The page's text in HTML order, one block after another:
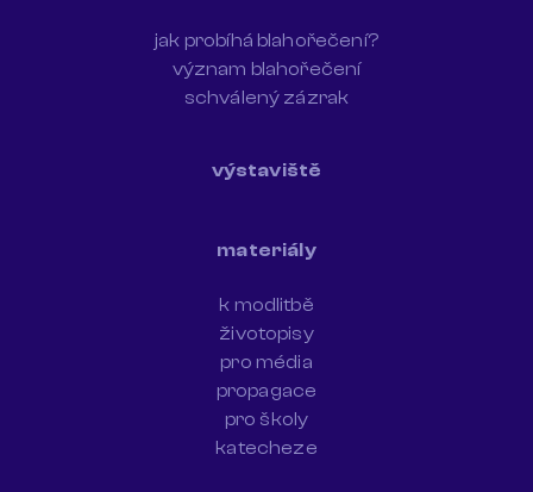
jak probíhá blahořečení?
význam blahořečení
schválený zázrak
výstaviště
materiály
k modlitbě
životopisy
pro média
propagace
pro školy
katecheze